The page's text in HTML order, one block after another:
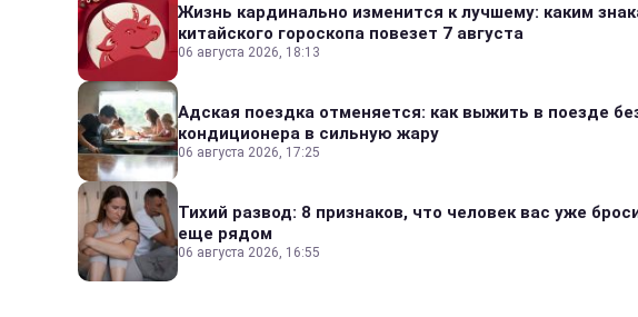
Жизнь кардинально изменится к лучшему: каким
китайского гороскопа повезет 7 августа
06 августа 2026, 18:13
Адская поездка отменяется: как выжить в поезде
кондиционера в сильную жару
06 августа 2026, 17:25
Тихий развод: 8 признаков, что человек вас уже
еще рядом
06 августа 2026, 16:55